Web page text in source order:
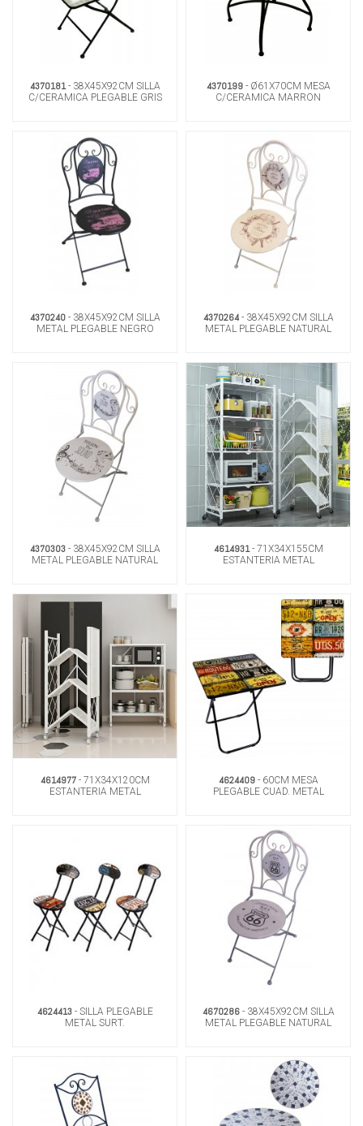
4370181- 38X45X92CM SILLA
C/CERAMICA PLEGABLE GRIS
4370199- Ø61X70CM MESA
C/CERAMICA MARRON
4370240- 38X45X92CM SILLA
METAL PLEGABLE NEGRO
4370264- 38X45X92CM SILLA
METAL PLEGABLE NATURAL
4370303- 38X45X92CM SILLA
METAL PLEGABLE NATURAL
4614931- 71X34X155CM
ESTANTERIA METAL
4614977- 71X34X120CM
ESTANTERIA METAL
4624409- 60CM MESA
PLEGABLE CUAD. METAL
4624413- SILLA PLEGABLE
METAL SURT.
4670286- 38X45X92CM SILLA
METAL PLEGABLE NATURAL